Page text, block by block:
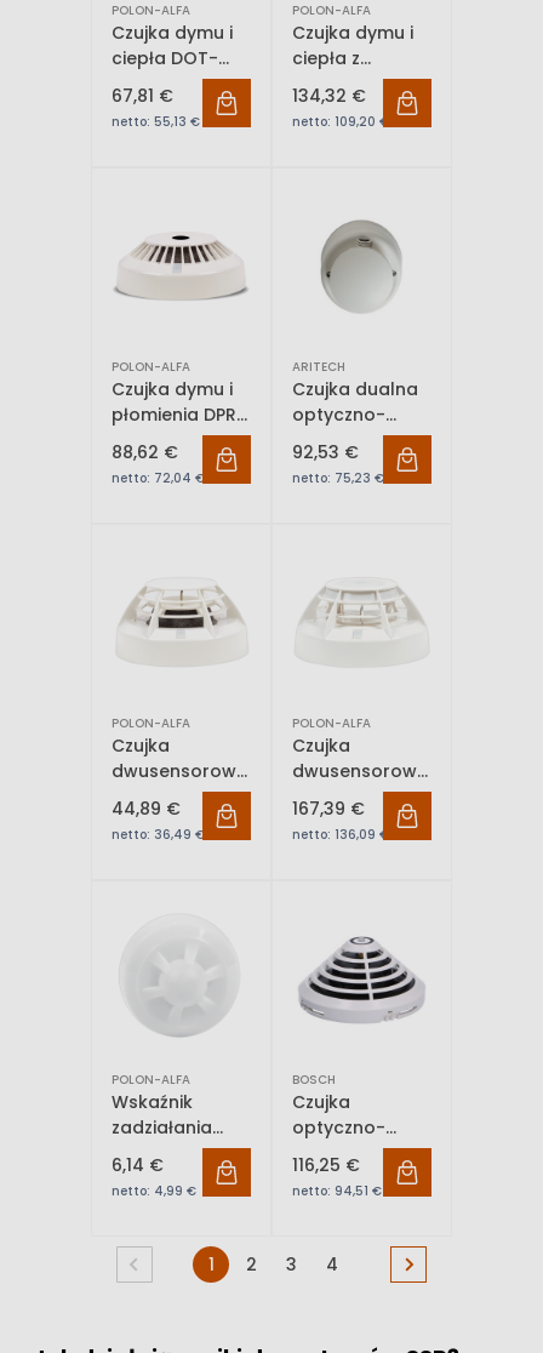
POLON-ALFA
Czujka dymu i
ciepła DOT-
6043
67,81 €
netto: 55,13 €
POLON-ALFA
Czujka dymu i
ciepła z
sygnalizatorem
akustycznym
DUT-6046AD
134,32 €
netto: 109,20 €
POLON-ALFA
Czujka dymu i
płomienia DPR-
4046
88,62 €
netto: 72,04 €
ARITECH
Czujka dualna
optyczno-
termiczna
ARITECH
DP2061T
92,53 €
netto: 75,23 €
POLON-ALFA
Czujka
dwusensorowa
(opt. dymu +
ciepła) DOT-40
44,89 €
netto: 36,49 €
POLON-ALFA
Czujka
dwusensorowa
(ciepła +
płomienia)
TOP-40
167,39 €
netto: 136,09 €
POLON-ALFA
Wskaźnik
zadziałania
WZ-31
6,14 €
netto: 4,99 €
BOSCH
Czujka
optyczno-
termiczna FAP-
425-OT-R
116,25 €
netto: 94,51 €
1 2 3 4